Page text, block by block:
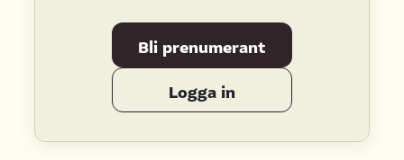
Bli prenumerant
Logga in